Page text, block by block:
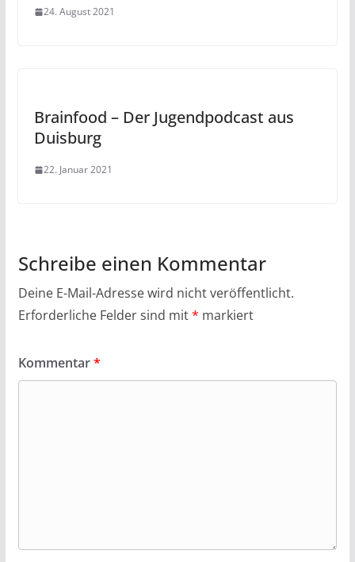
24. August 2021
Brainfood – Der Jugendpodcast aus
Duisburg
22. Januar 2021
Schreibe einen Kommentar
Deine E-Mail-Adresse wird nicht veröffentlicht.
Erforderliche Felder sind mit* markiert
Kommentar*